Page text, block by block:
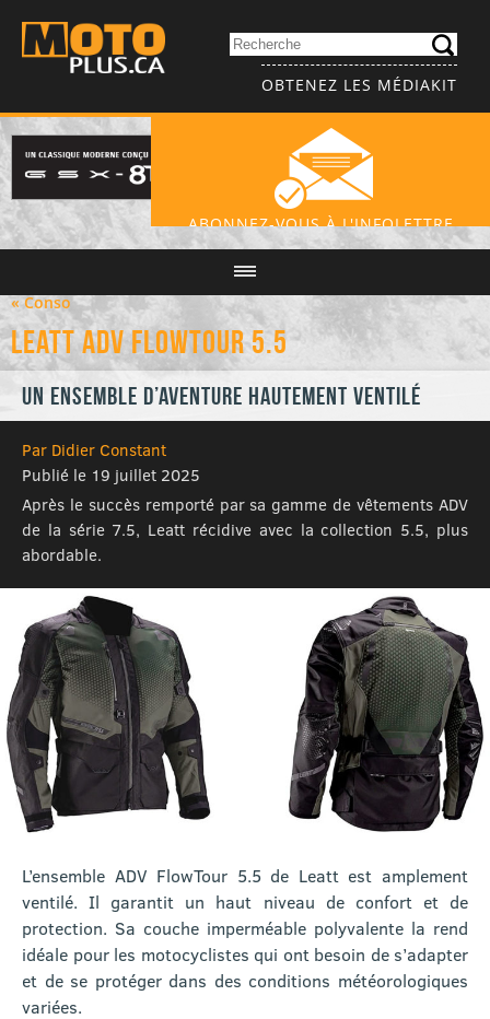
OBTENEZ LES MÉDIAKIT
ABONNEZ-VOUS À L'INFOLETTRE
« Conso
LEATT ADV FLOWTOUR 5.5
Un ensemble d’aventure hautement ventilé
Par Didier Constant
Publié le 19 juillet 2025
Après le succès remporté par sa gamme de vêtements ADV
de la série 7.5, Leatt récidive avec la collection 5.5, plus
abordable.
L’ensemble ADV FlowTour 5.5 de Leatt est amplement
ventilé. Il garantit un haut niveau de confort et de
protection. Sa couche imperméable polyvalente la rend
idéale pour les motocyclistes qui ont besoin de s’adapter
et de se protéger dans des conditions météorologiques
variées.